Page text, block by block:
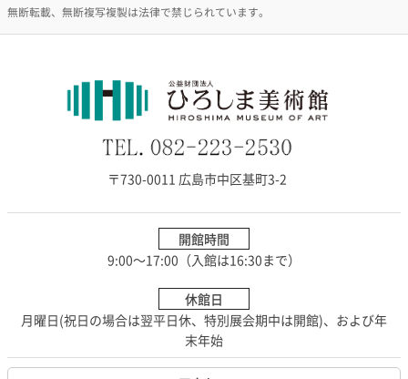
無断転載、無断複写複製は法律で禁じられています。
〒730-0011 広島市中区基町3-2
開館時間
9:00～17:00（入館は16:30まで）
休館日
月曜日(祝日の場合は翌平日休、特別展会期中は開館)、および年
末年始